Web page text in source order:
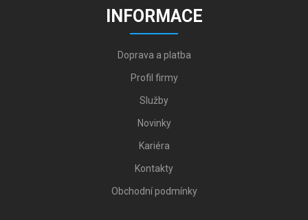
INFORMACE
Doprava a platba
Profil firmy
Služby
Novinky
Kariéra
Kontakty
Obchodní podmínky